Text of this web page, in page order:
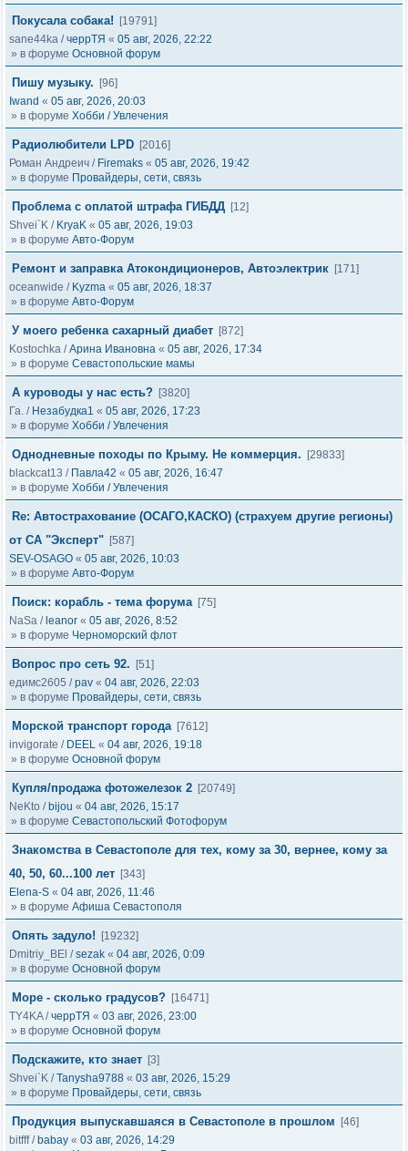
Покусала собака!
[19791]
sane44ka /черрТЯ « 05 авг, 2026, 22:22
» в форуме Основной форум
Пишу музыку.
[96]
Iwand « 05 авг, 2026, 20:03
» в форуме Хобби / Увлечения
Радиолюбители LPD [2016]
Роман Андреич / Firemaks « 05 авг, 2026, 19:42
» в форуме Провайдеры, сети, связь
Проблема с оплатой штрафа ГИБДД [12]
Shvei`K / KryaK « 05 авг, 2026, 19:03
» в форуме Авто-Форум
Ремонт и заправка Атокондиционеров, Автоэлектрик [171]
oceanwide / Kyzma « 05 авг, 2026, 18:37
» в форуме Авто-Форум
У моего ребенка сахарный диабет [872]
Kostochka /Арина Ивановна « 05 авг, 2026, 17:34
» в форуме Севастопольские мамы
А куроводы у нас есть? [3820]
Га. / Незабудка1 « 05 авг, 2026, 17:23
» в форуме Хобби / Увлечения
Однодневные походы по Крыму. Не коммерция.
[29833]
blackcat13 / Павла42 « 05 авг, 2026, 16:47
» в форуме Хобби / Увлечения
Re: Автострахование (ОСАГО,КАСКО) (страхуем другие регионы)
от СА "Эксперт" [587]
SEV-OSAGO « 05 авг, 2026, 10:03
» в форуме Авто-Форум
Поиск: корабль - тема форума [75]
NaSa / leanor « 05 авг, 2026, 8:52
» в форуме Черноморский флот
Вопрос про сеть 92.
[51]
едимс2605 /pav « 04 авг, 2026, 22:03
» в форуме Провайдеры, сети, связь
Морской транспорт города [7612]
invigorate / DEEL « 04 авг, 2026, 19:18
» в форуме Основной форум
Купля/продажа фотожелезок 2 [20749]
NeKto / bijou « 04 авг, 2026, 15:17
» в форуме Севастопольский Фотофорум
Знакомства в Севастополе для тех, кому за 30, вернее, кому за
40, 50, 60...100 лет [343]
Elena-S « 04 авг, 2026, 11:46
» в форуме Афиша Севастополя
Опять задуло!
[19232]
Dmitriy_BEl /sezak « 04 авг, 2026, 0:09
» в форуме Основной форум
Море - сколько градусов? [16471]
TY4KA/черрТЯ « 03 авг, 2026, 23:00
» в форуме Основной форум
Подскажите, кто знает [3]
Shvei`K /Tanysha9788 « 03 авг, 2026, 15:29
» в форуме Провайдеры, сети, связь
Продукция выпускавшаяся в Севастополе в прошлом
[46]
bitfff/ babay « 03 авг, 2026, 14:29